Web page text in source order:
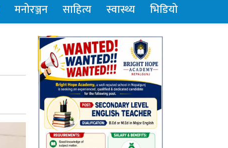
मनोरञ्जन साहित्य स्वास्थ्य भिडियो